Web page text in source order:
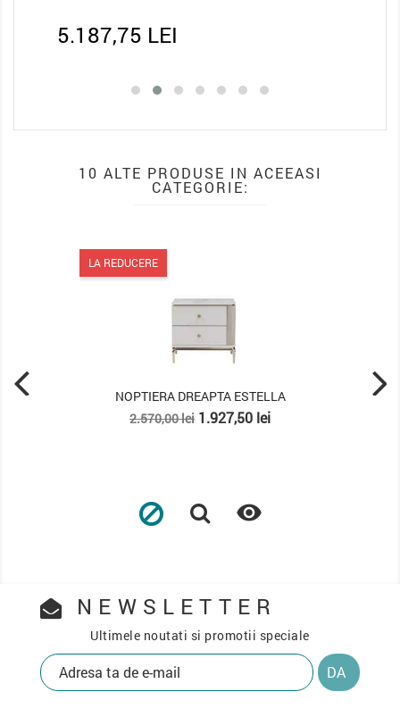
5.187,75 LEI
10 ALTE PRODUSE IN ACEEASI
CATEGORIE:
ESTELLA NOPTIERA NADIA
Pret
757,00 lei
NEWSLETTER
Ultimele noutati si promotii speciale